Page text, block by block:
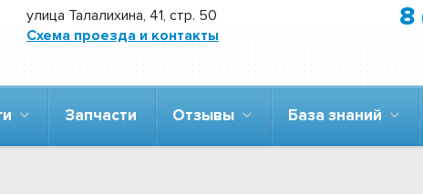
улица Талалихина, 41, стр. 50
Схема проезда и контакты
8
Запчасти Отзывы База знаний